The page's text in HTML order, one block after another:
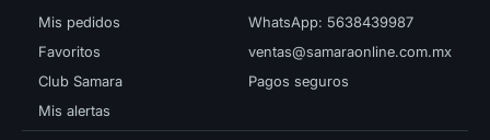
Mis pedidos
Favoritos
Club Samara
Mis alertas
WhatsApp: 5638439987
ventas@samaraonline.com.mx
Pagos seguros